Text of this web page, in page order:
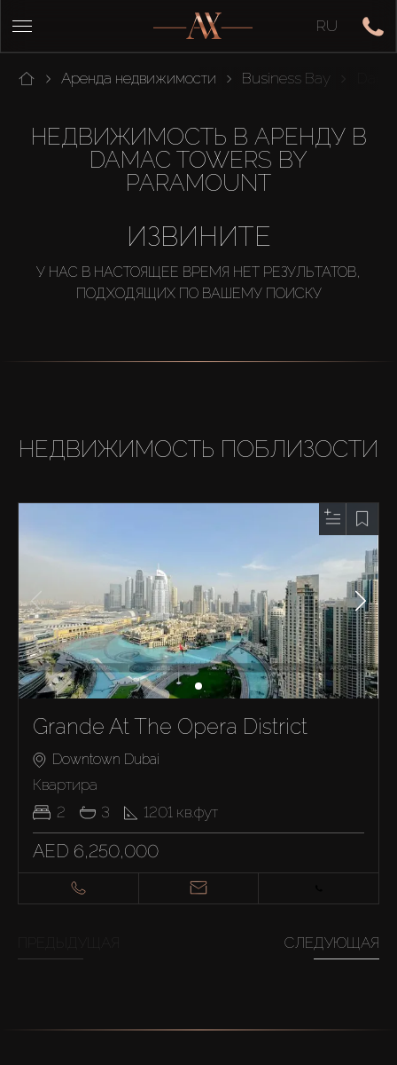
RU
Аренда недвижимости Business Bay
НЕДВИЖИМОСТЬ В АРЕНДУ В
DAMAC TOWERS BY
PARAMOUNT
ИЗВИНИТЕ
У НАС В НАСТОЯЩЕЕ ВРЕМЯ НЕТ РЕЗУЛЬТАТОВ,
ПОДХОДЯЩИХ ПО ВАШЕМУ ПОИСКУ
НЕДВИЖИМОСТЬ ПОБЛИЗОСТИ
Grande At The Opera District
Downtown Dubai
Квартира
2
3 1201 кв.фут
AED 6,250,000
СЛЕДУЮЩАЯ